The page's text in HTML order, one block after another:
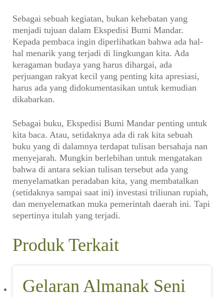
Sebagai sebuah kegiatan, bukan kehebatan yang
menjadi tujuan dalam Ekspedisi Bumi Mandar.
Kepada pembaca ingin diperlihatkan bahwa ada hal-
hal menarik yang terjadi di lingkungan kita. Ada
keragaman budaya yang harus dihargai, ada
perjuangan rakyat kecil yang penting kita apresiasi,
harus ada yang didokumentasikan untuk kemudian
dikabarkan.
Sebagai buku, Ekspedisi Bumi Mandar penting untuk
kita baca. Atau, setidaknya ada di rak kita sebuah
buku yang di dalamnya terdapat tulisan bersahaja nan
menyejarah. Mungkin berlebihan untuk mengatakan
bahwa di antara sekian tulisan tersebut ada yang
menyelamatkan peradaban kita, yang membatalkan
(setidaknya sampai saat ini) investasi triliunan rupiah,
dan menyelematkan muka pemerintah daerah ini. Tapi
sepertinya itulah yang terjadi.
Produk Terkait
Gelaran Almanak Seni